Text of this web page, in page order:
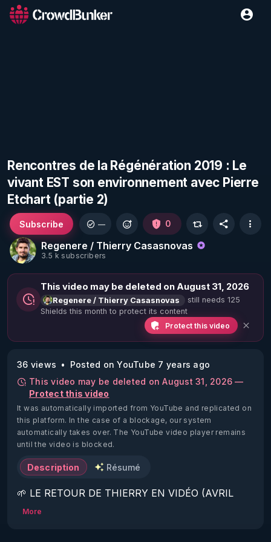
Rencontres de la Régénération 2019 : Le
vivant EST son environnement avec Pierre
Etchart (partie 2)
Regenere / Thierry Casasnovas
3.5 k subscribers
Subscribe — 0
This video may be deleted on August 31, 2026
Regenere / Thierry Casasnovas
still needs 125
Shields this month to protect its content
Protect this video
36 views
Posted on YouTube 7 years ago
This video may be deleted on August 31, 2026 —
Protect this video
It was automatically imported from YouTube and replicated on
this platform. In the case of a blockage, our system
automatically takes over. The YouTube video player remains
until the video is blocked.
Description Résumé
🌱 LE RETOUR DE THIERRY EN VIDÉO (AVRIL
2022)!
More